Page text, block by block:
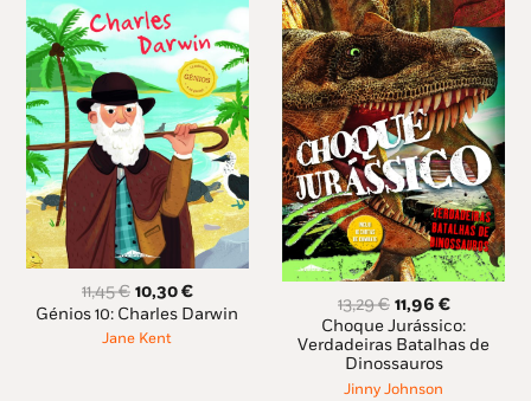
11,45€ O
preço
original
10,30€O
preço
Génios 10: Charles Darwin
Jane Kent
13,29€ O
preço
original
era:
13,29 €.
11,96 €O
preço
atual
Choque Jurássico:
Verdadeiras Batalhas de
Dinossauros
Jinny Johnson